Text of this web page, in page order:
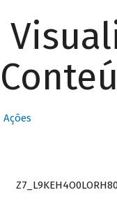
Ações